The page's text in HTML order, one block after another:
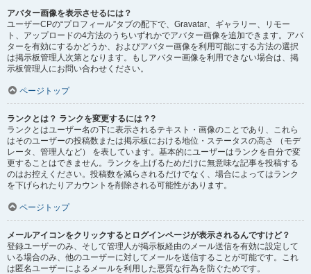
アバター画像を表示させるには？
ユーザーCPの“プロフィール”タブの配下で、Gravatar、ギャラリー、リモー
ト、アップロードの4方法のうちいずれかでアバター画像を追加できます。アバ
ターを有効にするかどうか、およびアバター画像を利用可能にする方法の選択
は掲示板管理人次第となります。もしアバター画像を利用できない場合は、掲
示板管理人にお問い合わせください。
ページトップ
ランクとは？ ランクを変更するには？?
ランクとはユーザー名の下に表示されるテキスト・画像のことであり、これら
はそのユーザーの投稿数または掲示板における地位・ステータスの高さ （モデ
レータ、管理人など） を表しています。基本的にユーザーはランクを自分で変
更することはできません。ランクを上げるためだけに無意味な記事を投稿する
のはお控えください。投稿数を減らされるだけでなく、場合によってはランク
を下げられたりアカウントを削除される可能性があります。
ページトップ
メールアイコンをクリックするとログインページが表示されるんですけど？
登録ユーザーのみ、そして管理人が掲示板経由のメール送信を有効に設定して
いる場合のみ、他のユーザーに対してメールを送信することが可能です。これ
は匿名ユーザーによるメールを利用した悪質な行為を防ぐためです。